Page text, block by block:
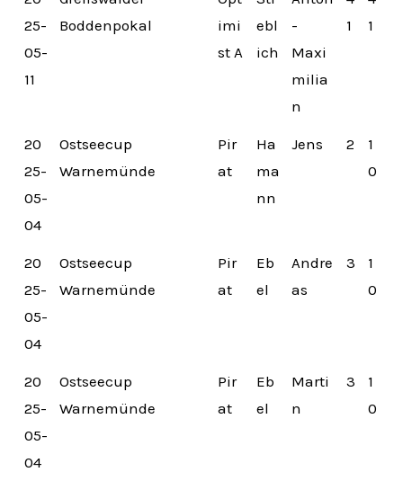
25-
05-
11
Boddenpokal
imi
st A
ebl
ich
-
Maxi
milia
n
1
1
20
25-
05-
04
Ostseecup
Warnemünde
Pir
at
Ha
ma
nn
Jens 2
1
0
20
25-
05-
04
Ostseecup
Warnemünde
Pir
at
Eb
el
Andre
as
3
1
0
20
25-
05-
04
Ostseecup
Warnemünde
Pir
at
Eb
el
Marti
n
3
1
0